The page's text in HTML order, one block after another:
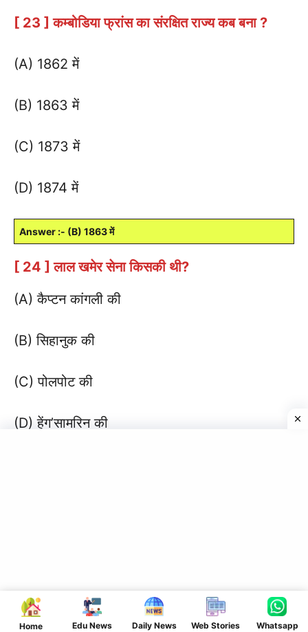
Home Edu News Daily News Web Stories Whatsapp
[ 23 ] कम्बोडिया फ्रांस का संरक्षित राज्य कब बना ?
(A) 1862 में
(B) 1863 में
(C) 1873 में
(D) 1874 में
Answer :- (B) 1863 में
[ 24 ] लाल खमेर सेना किसकी थी?
(A) कैप्टन कांगली की
(B) सिहानुक की
(C) पोलपोट की
(D) हेंग’सामरिन की
(B) परंपरागत शिक्षा देने के लिए